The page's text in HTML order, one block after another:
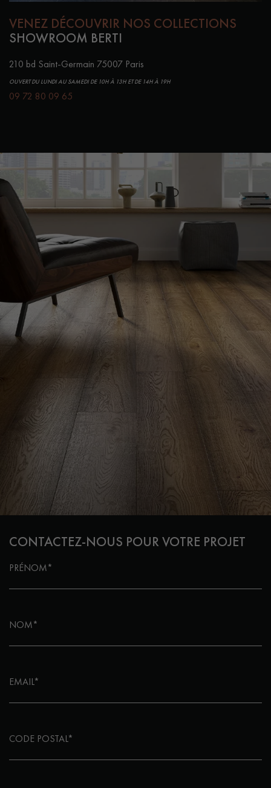
VENEZ DÉCOUVRIR NOS COLLECTIONS
SHOWROOM BERTI
210 bd Saint-Germain 75007 Paris
OUVERT DU LUNDI AU SAMEDI DE 10H À 13H ET DE 14H À 19H
09 72 80 09 65
CONTACTEZ-NOUS POUR VOTRE PROJET
PRÉNOM*
NOM*
EMAIL*
CODE POSTAL*